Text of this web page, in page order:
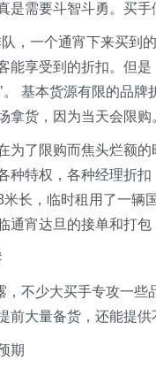
是需要斗智斗勇。买
，一个通宵下来买到
能享受到的折扣。但
。 基本货源有限的品
拿货，因为当天会限购
为了限购而焦头烂额
种特权，各种经理折
米长，临时租用了一辆
通宵达旦的接单和打包
，不少大买手专攻一些
前大量备货，还能提供
期